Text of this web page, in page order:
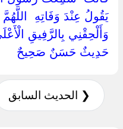
‏يَقُولُ عِنْدَ وَفَاتِهِ
وَأَلْحِقْنِي بِالرَّفِيقِ
‏حَدِيثٌ حَسَنٌ صَحِيحٌ ‏
❮ الحديث السابق